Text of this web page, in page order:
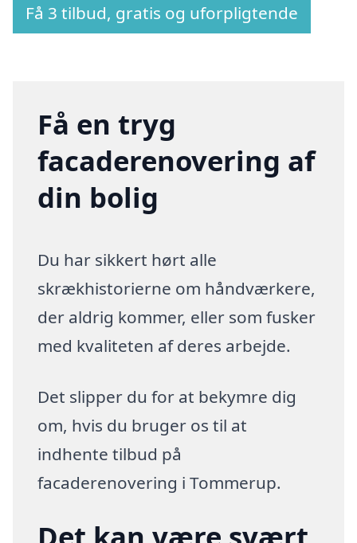
Få 3 tilbud, gratis og uforpligtende
Få en tryg
facaderenovering af
din bolig
Du har sikkert hørt alle
skrækhistorierne om håndværkere,
der aldrig kommer, eller som fusker
med kvaliteten af deres arbejde.
Det slipper du for at bekymre dig
om, hvis du bruger os til at
indhente tilbud på
facaderenovering i Tommerup.